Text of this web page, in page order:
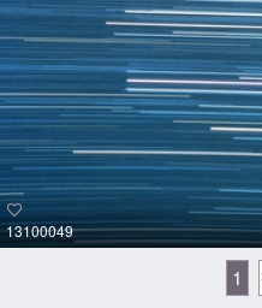
13100049
1